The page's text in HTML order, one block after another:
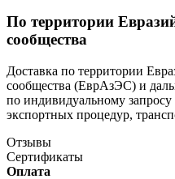
По территории
сообщества
Доставка по территории
сообщества (ЕврАзЭС) и
по индивидуальному
экспортных процедур,
Отзывы
Сертификаты
Оплата